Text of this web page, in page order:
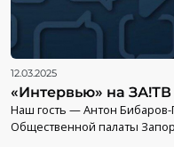
12.03.2025
«Интервью» на ЗА!ТВ
Наш гость — Антон Бибаров-
Общественной палаты